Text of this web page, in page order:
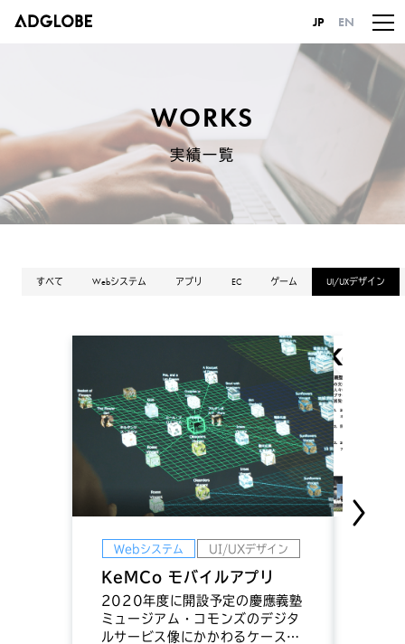
JP EN
WORKS
実績一覧
すべて Webシステム アプリ EC ゲーム UI/UXデザイン
Webシステム UI/UXデザイン
KeMCo モバイルアプリ
2020年度に開設予定の慶應義塾
ミュージアム・コモンズのデジタ
ルサービス像にかかわるケース・